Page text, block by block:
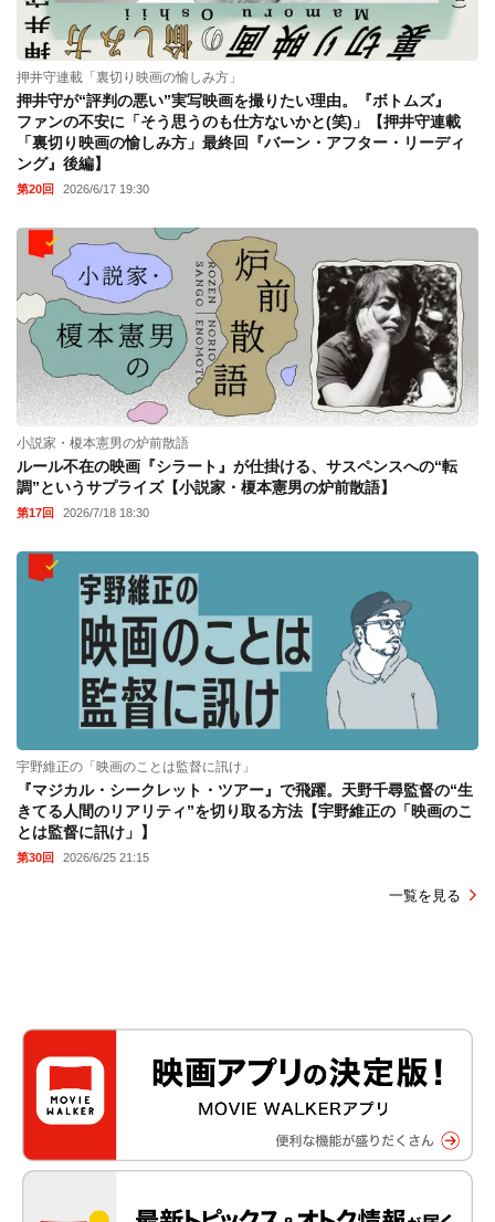
押井守連載「裏切り映画の愉しみ方」
押井守が“評判の悪い”実写映画を撮りたい理由。『ボトムズ』
ファンの不安に「そう思うのも仕方ないかと(笑)」【押井守連載
「裏切り映画の愉しみ方」最終回『バーン・アフター・リーディ
ング』後編】
第20回 2026/6/17 19:30
小説家・榎本憲男の炉前散語
ルール不在の映画『シラート』が仕掛ける、サスペンスへの“転
調”というサプライズ【小説家・榎本憲男の炉前散語】
第17回 2026/7/18 18:30
宇野維正の「映画のことは監督に訊け」
『マジカル・シークレット・ツアー』で飛躍。天野千尋監督の“生
きてる人間のリアリティ”を切り取る方法【宇野維正の「映画のこ
とは監督に訊け」】
第30回 2026/6/25 21:15
一覧を見る